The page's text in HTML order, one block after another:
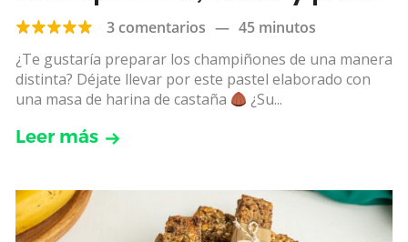
de nueces3 comentarios — 45 minutos
¿Te gustaría preparar los champiñones de una manera
distinta? Déjate llevar por este pastel elaborado con
una masa de harina de castaña
¿Su...
Leer más